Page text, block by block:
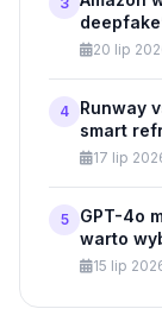
modeli
20 lip
4
Runway
smart
17 lip
5
GPT-4o
warto
aplikacji?
15 lip